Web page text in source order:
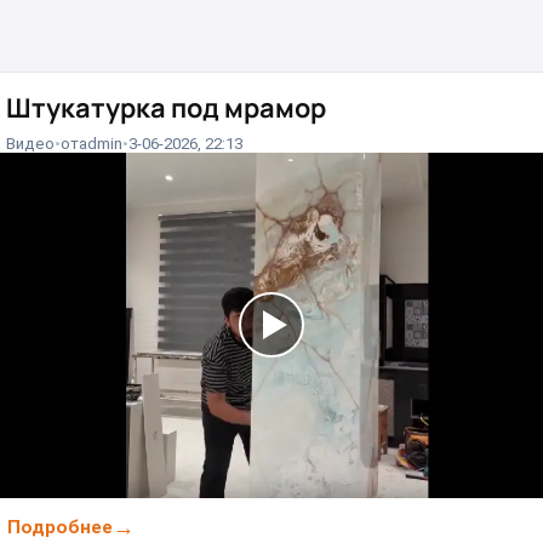
Штукатурка под мрамор⁠⁠
Видео отadmin 3-06-2026, 22:13
Подробнее